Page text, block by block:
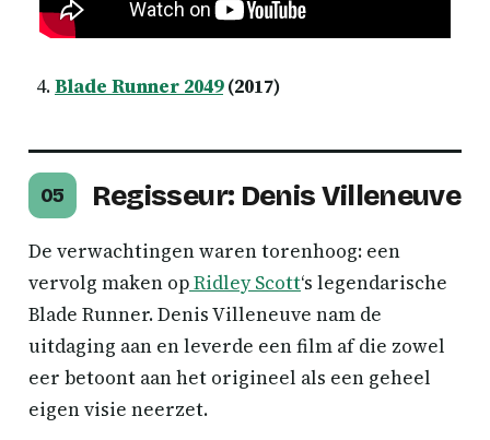
Blade Runner 2049(2017)
05 Regisseur: Denis Villeneuve
De verwachtingen waren torenhoog: een
vervolg maken opRidley Scott‘s legendarische
Blade Runner. Denis Villeneuve nam de
uitdaging aan en leverde een film af die zowel
eer betoont aan het origineel als een geheel
eigen visie neerzet.